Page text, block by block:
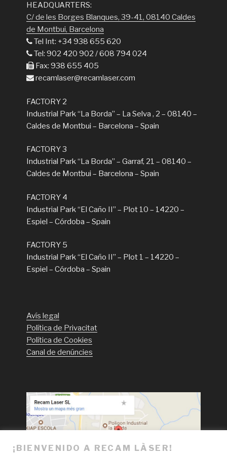
HEADQUARTERS:
C/ de les Borges Blanques, 39-41, 08140 Caldes
de Montbui, Barcelona
Tel Int: +34 938 655 620
Tel: 902 420 902 / 608 794 024
Fax: 938 655 405
recamlaser@recamlaser.com
FACTORY 2
Industrial Park “La Borda” – La Selva , 2 – 08140 –
Caldes de Montbui – Barcelona – Spain
FACTORY 3
Industrial Park “La Borda” – Garraf, 21 – 08140 –
Caldes de Montbui – Barcelona – Spain
FACTORY 4
Industrial Park “El Caño II” – Plot 10 – 14220 –
Espiel – Córdoba – Spain
FACTORY 5
Industrial Park “El Caño II” – Plot 1 – 14220 –
Espiel – Córdoba – Spain
Avís legal
Política de Privacitat
Política de Cookies
Canal de denúncies
¡BIENVENIDO A RECAM LÀSER!